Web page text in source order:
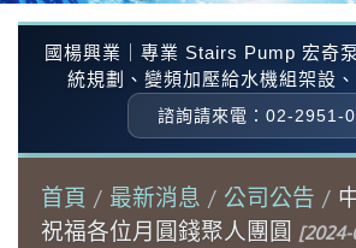
國楊興業｜專業 Stairs Pump 宏奇
統規劃、變頻加壓給水機組架設
諮詢請來電：02-2951-
首頁 最新消息 公司公告
祝福各位月圓錢聚人團圓 [2024-